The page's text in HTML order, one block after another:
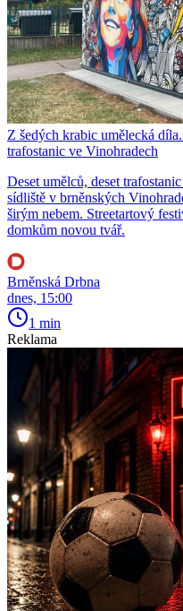
Z šedých krabic umělecká
trafostanic ve Vinohradech
Deset umělců, deset
sídliště v brněnských
širým nebem. Streetartový
domkům novou tvář.
Brněnská Drbna
dnes, 15:00
1 min
Reklama